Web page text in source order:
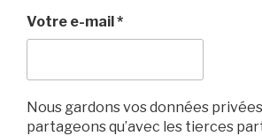
Votre e-mail *
Nous gardons vos données
partageons qu’avec les tierces